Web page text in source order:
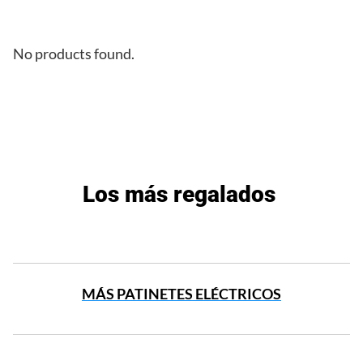
No products found.
Los más regalados
MÁS PATINETES ELÉCTRICOS